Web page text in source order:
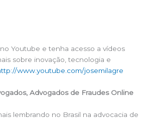
Youtube e tenha acesso a vídeos
sobre inovação, tecnologia e
www.youtube.com/josemilagre
Advogados de Fraudes Online
lembrando no Brasil na advocacia de